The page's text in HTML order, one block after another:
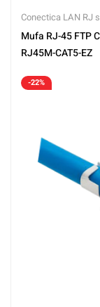
Conectica LAN RJ
Mufa RJ-45 FTP
RJ45M-CAT5-EZ
-22%